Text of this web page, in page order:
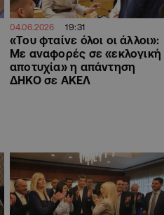
04.06.2026 19:31
«Του φταίνε όλοι οι άλλοι»:
Με αναφορές σε «εκλογική
αποτυχία» η απάντηση
ΔΗΚΟ σε ΑΚΕΛ